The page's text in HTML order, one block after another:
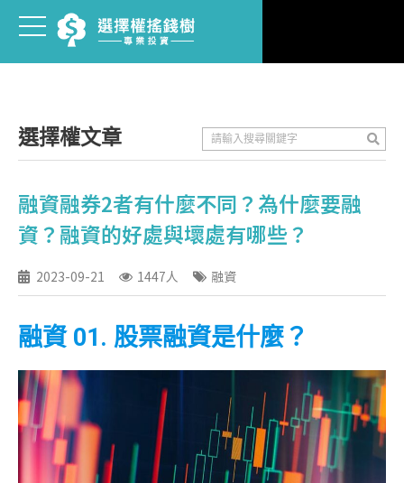
選擇權文章
融資融券2者有什麼不同？為什麼要融
資？融資的好處與壞處有哪些？
2023-09-21 1447人 融資
融資 01. 股票融資是什麼？